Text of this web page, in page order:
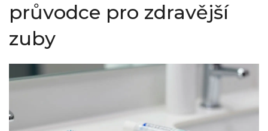
průvodce pro zdravější
zuby